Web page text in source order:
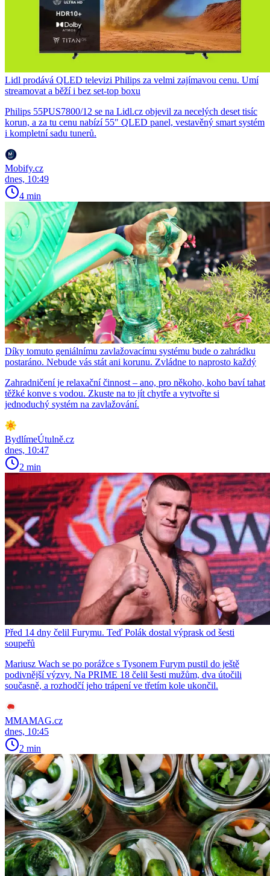
Lidl prodává QLED televizi Philips za velmi zajímavou cenu. Umí
streamovat a běží i bez set-top boxu
Philips 55PUS7800/12 se na Lidl.cz objevil za necelých deset tisíc
korun, a za tu cenu nabízí 55″ QLED panel, vestavěný smart systém
i kompletní sadu tunerů.
Mobify.cz
dnes, 10:49
4 min
Díky tomuto geniálnímu zavlažovacímu systému bude o zahrádku
postaráno. Nebude vás stát ani korunu. Zvládne to naprosto každý
Zahradničení je relaxační činnost – ano, pro někoho, koho baví tahat
těžké konve s vodou. Zkuste na to jít chytře a vytvořte si
jednoduchý systém na zavlažování.
BydlímeÚtulně.cz
dnes, 10:47
2 min
Před 14 dny čelil Furymu. Teď Polák dostal výprask od šesti
soupeřů
Mariusz Wach se po porážce s Tysonem Furym pustil do ještě
podivnější výzvy. Na PRIME 18 čelil šesti mužům, dva útočili
současně, a rozhodčí jeho trápení ve třetím kole ukončil.
MMAMAG.cz
dnes, 10:45
2 min